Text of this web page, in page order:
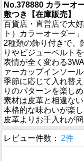
No.378880 カラーオ
敷つき【在庫販売】
百貨店・直営店で大
ト）カラーオーダー
2種類の飾り付きで、
りやビジューベルト
表情が全く変わる
ァーカップインソール
季節に応じて入れ替
りのパターンを楽しめ
素材は皮革と相違な
本格的な味わいが楽
皮革よりお手入れが
レビュー件数： 2件